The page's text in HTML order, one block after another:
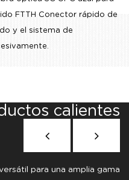
FTTH Conector rápido de
y el sistema de
calientes
para una amplia gama